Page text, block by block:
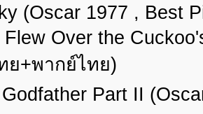
(Oscar 1977 , Best
Flew Over the
ย+พากย์ไทย)
Part II